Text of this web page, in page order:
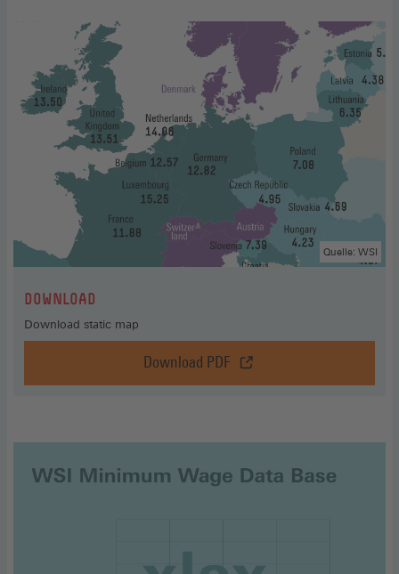
:DOWNLOAD
Quelle: WSI
Download static map
Download PDF
Download,
Download
in
einem
neuen